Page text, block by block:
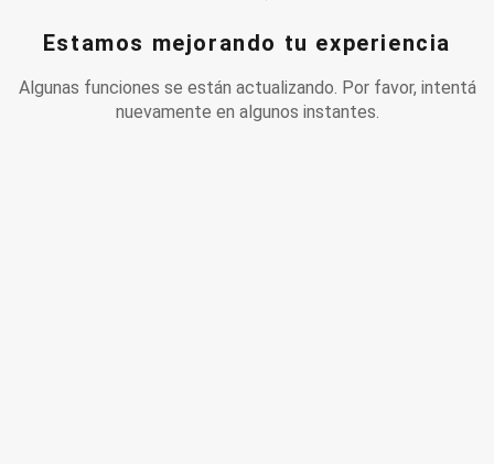
Estamos mejorando tu experiencia
Algunas funciones se están actualizando. Por favor, intentá
nuevamente en algunos instantes.